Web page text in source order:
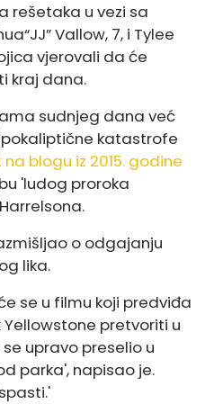
rešetaka u vezi sa
“JJ” Vallow, 7, i Tylee
vjerovali da će
kraj dana.
sudnjeg dana već
katastrofe
na blogu iz 2015. godine
'ludog proroka
o odgajanju
lika.
se u filmu koji predviđa
pretvoriti u
upravo preselio u
parka', napisao je.